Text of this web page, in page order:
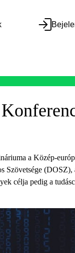
a Közép-
Szövetsége
célja pedig a